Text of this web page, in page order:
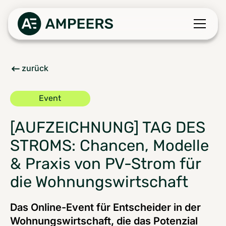
zurück
Event
[AUFZEICHNUNG] TAG DES
STROMS: Chancen, Modelle
& Praxis von PV-Strom für
die Wohnungswirtschaft
Das Online-Event für Entscheider in der
Wohnungswirtschaft, die das Potenzial